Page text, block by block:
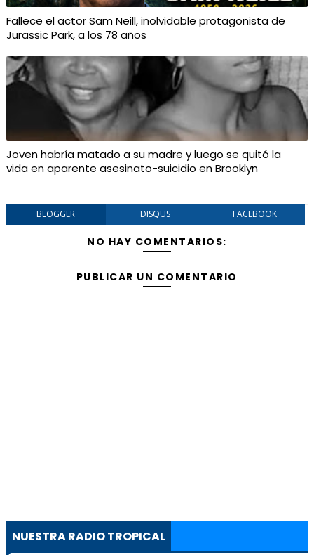
Fallece el actor Sam Neill, inolvidable protagonista de
Jurassic Park, a los 78 años
Joven habría matado a su madre y luego se quitó la
vida en aparente asesinato-suicidio en Brooklyn
BLOGGER DISQUS FACEBOOK
NO HAY COMENTARIOS:
PUBLICAR UN COMENTARIO
NUESTRA RADIO TROPICAL